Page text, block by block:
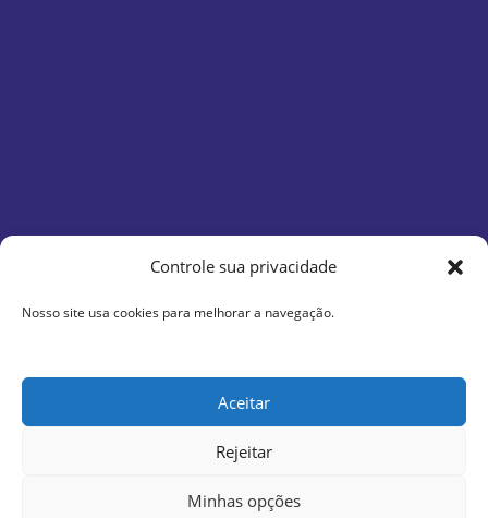
Controle sua privacidade
Nosso site usa cookies para melhorar a navegação.
Aceitar
Rejeitar
Minhas opções